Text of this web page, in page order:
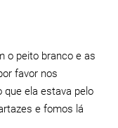
o peito branco e as
favor nos
que ela estava pelo
e fomos lá